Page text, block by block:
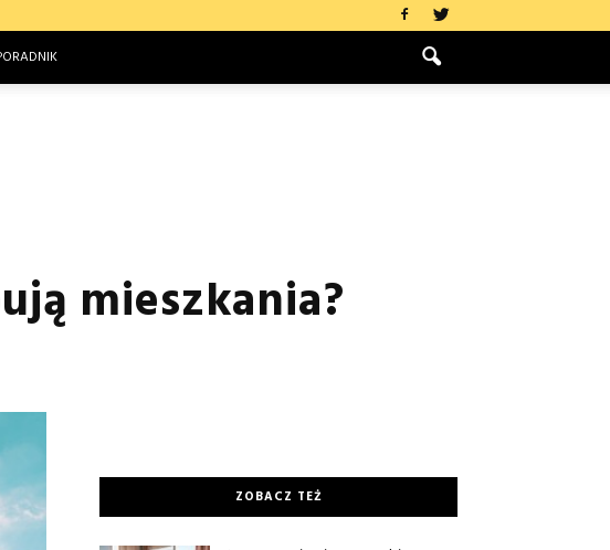
mieszkania?
ZOBACZ TEŻ